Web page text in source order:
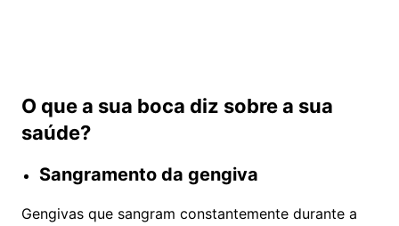
O que a sua boca diz sobre a sua
saúde?
Sangramento da gengiva
Gengivas que sangram constantemente durante a